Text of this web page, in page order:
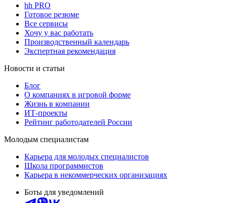
hh PRO
Готовое резюме
Все сервисы
Хочу у вас работать
Производственный календарь
Экспертная рекомендация
Новости и статьи
Блог
О компаниях в игровой форме
Жизнь в компании
ИТ-проекты
Рейтинг работодателей России
Молодым специалистам
Карьера для молодых специалистов
Школа программистов
Карьера в некоммерческих организациях
Боты для уведомлений